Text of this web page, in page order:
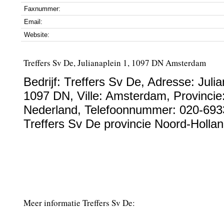
Faxnummer:
Email:
Website:
Treffers Sv De, Julianaplein 1, 1097 DN Amsterdam
Bedrijf: Treffers Sv De, Adresse:
1097 DN, Ville: Amsterdam,
Nederland, Telefoonnummer: 020-
Treffers Sv De provincie Noord-
Meer informatie Treffers Sv De: